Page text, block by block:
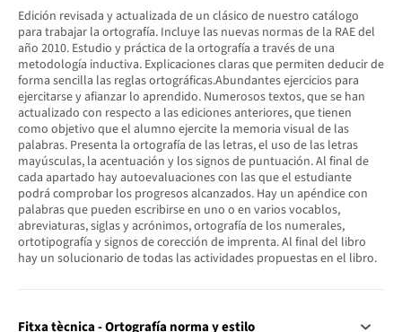
Edición revisada y actualizada de un clásico de nuestro catálogo
para trabajar la ortografía. Incluye las nuevas normas de la RAE del
año 2010. Estudio y práctica de la ortografía a través de una
metodología inductiva. Explicaciones claras que permiten deducir de
forma sencilla las reglas ortográficas.Abundantes ejercicios para
ejercitarse y afianzar lo aprendido. Numerosos textos, que se han
actualizado con respecto a las ediciones anteriores, que tienen
como objetivo que el alumno ejercite la memoria visual de las
palabras. Presenta la ortografía de las letras, el uso de las letras
mayúsculas, la acentuación y los signos de puntuación. Al final de
cada apartado hay autoevaluaciones con las que el estudiante
podrá comprobar los progresos alcanzados. Hay un apéndice con
palabras que pueden escribirse en uno o en varios vocablos,
abreviaturas, siglas y acrónimos, ortografía de los numerales,
ortotipografía y signos de corección de imprenta. Al final del libro
hay un solucionario de todas las actividades propuestas en el libro.
Fitxa tècnica - Ortografía norma y estilo